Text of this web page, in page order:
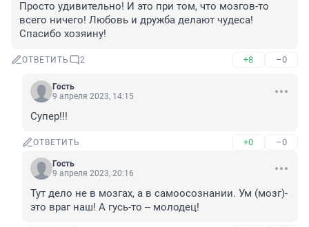
Просто удивительно! И это при том, что мозгов-то
всего ничего! Любовь и дружба делают чудеса!
Спасибо хозяину!
ОТВЕТИТЬ 2 +8 –0
Гость
9 апреля 2023, 14:15
Супер!!!
ОТВЕТИТЬ +0 –0
Гость
9 апреля 2023, 20:16
Тут дело не в мозгах, а в самоосознании. Ум (мозг)-
это враг наш! А гусь-то -- молодец!